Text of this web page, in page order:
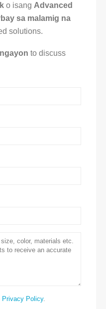
o isang Advanced
sa malamig na
solutions.
to discuss
Privacy Policy.
High-Tech Zone,